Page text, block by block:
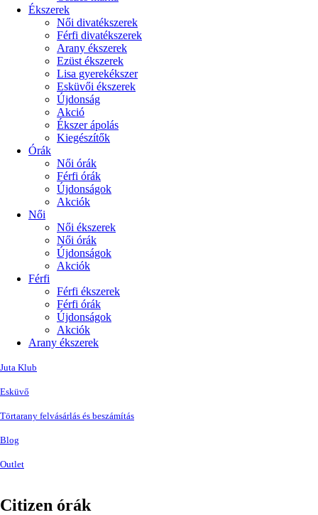
Ékszerek
Női divatékszerek
Férfi divatékszerek
Arany ékszerek
Ezüst ékszerek
Lisa gyerekékszer
Esküvői ékszerek
Újdonság
Akció
Ékszer ápolás
Kiegészítők
Órák
Női órák
Férfi órák
Újdonságok
Akciók
Női
Női ékszerek
Női órák
Újdonságok
Akciók
Férfi
Férfi ékszerek
Férfi órák
Újdonságok
Akciók
Arany ékszerek
Juta Klub
Esküvő
Törtarany felvásárlás és beszámítás
Blog
Outlet
Citizen órák